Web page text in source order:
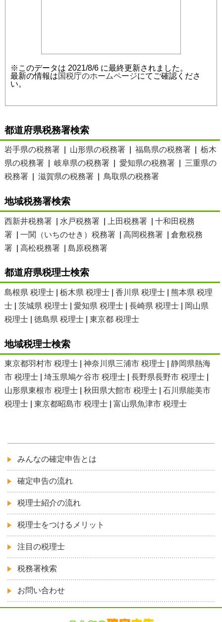
※このデータは 2021/8/6 に最終更新されました。
最新の情報は国税庁のホームページにてご確認くださ
い。
都道府県税務署検索
岩手県の税務署| 山形県の税務署| 福島県の税務署| 栃木
県の税務署| 岐阜県の税務署| 愛知県の税務署| 三重県の
税務署| 滋賀県の税務署| 鳥取県の税務署
地域税務署検索
西新井税務署| 水戸税務署| 上田税務署| 十和田税務
署| 一関（いちのせき）税務署| 高岡税務署| 倉敷税務
署| 高松税務署| 島原税務署
都道府県税理士検索
島根県 税理士| 栃木県 税理士| 香川県 税理士| 熊本県 税理
士| 茨城県 税理士| 愛知県 税理士| 長崎県 税理士|
岡山県
税理士| 徳島県 税理士| 東京都 税理士
地域税理士検索
東京都羽村市 税理士| 神奈川県三浦市 税理士| 静岡県熱海
市 税理士| 埼玉県鳩ケ谷市 税理士| 長野県長野市 税理士|
山形県東根市 税理士| 秋田県大館市 税理士| 石川県能美市
税理士| 東京都昭島市 税理士| 富山県魚津市 税理士
みんなの確定申告とは
確定申告の流れ
税理士紹介の流れ
税理士をつけるメリット
注目の税理士
税務署検索
お問い合わせ